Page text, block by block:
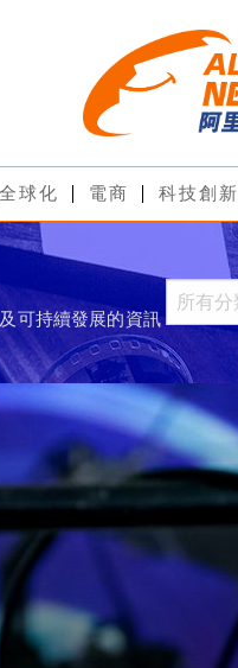
全球化 電商 科技創新
可持續發展的資訊